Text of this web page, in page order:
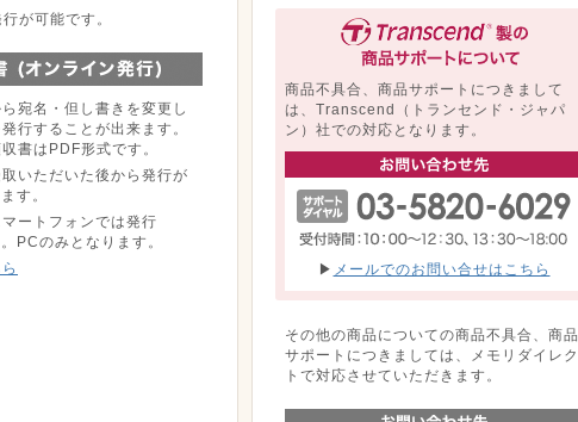
が可能です。
宛名・但し書きを変更し
行することが出来ます。
書はPDF形式です。
いただいた後から発行が
す。
ートフォンでは発行
PCのみとなります。
商品不具合、商品サポートにつきまして
は、Transcend（トランセンド・ジャパ
ン）社での対応となります。
▶ メールでのお問い合せはこちら
その他の商品についての商品不具合、商品
サポートにつきましては、メモリダイレク
トで対応させていただきます。